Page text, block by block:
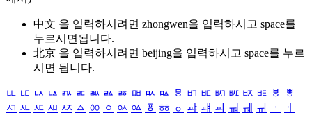
中文 을 입력하시려면 zhongwen을 입력하시고 space를
누르시면됩니다.
北京 을 입력하시려면 beijing을 입력하시고 space를 누르
시면 됩니다.
ㅥ ㅦ ㅧ ㅨ ㅩ ㅪ ㅫ ㅬ ㅭ ㅮ ㅯ ㅰ ㅱ ㅲ ㅳ ㅴ ㅵ ㅶ ㅷ ㅸ
ㅹ
ㅺ ㅻ ㅼ ㅽ ㅾ ㅿ ㆀ ㆁ ㆂ ㆃ ㆄ ㆅ ㆆ ㆇ ㆈ ㆉ ㆊ ㆋ ㆌ ㆍ
ㆎ